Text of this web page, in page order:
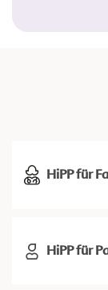
HiPP für
HiPP für